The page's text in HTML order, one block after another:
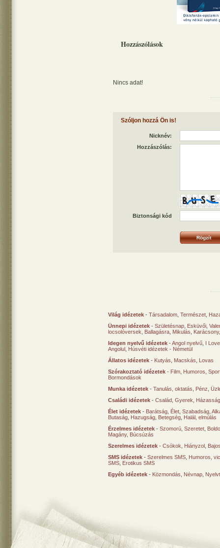
Hozzászólások
Nincs adat!
Szóljon hozzá Ön is!
Nicknév:
Hozzászólás:
Biztonsági kód
Világ idézetek - Társadalom Természet
Ünnepi idézetek - Születésnap Esküvői
locsolóversek
Ballagásra Mikulás Karácsony
Idegen nyelvű idézetek -Angol nyelvű I
Angolul Húsvéti idézetek - Németül
Állatos idézetek - Kutyás Macskás
Lovas
Szórakoztató idézetek - Film Humoros
Bormondások
Munka idézetek - Tanulás, oktatás Pénz
Családi idézetek - Család Gyerek
Élet idézetek - Barátság Élet Szabadság
Butaság Hazugság Betegség Halál, elmúlás
Érzelmes idézetek - Szomorú Szeretet
Magány, Búcsúzás
Szerelmes idézetek - Csókok Hiányzol
SMS idézetek - Szerelmes SMS Humoros,
SMS Erotikus SMS
Egyéb idézetek - Közmondás Névnap